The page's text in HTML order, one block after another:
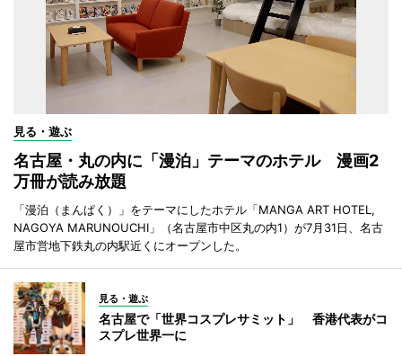
見る・遊ぶ
名古屋・丸の内に「漫泊」テーマのホテル 漫画2
万冊が読み放題
「漫泊（まんぱく）」をテーマにしたホテル「MANGA ART HOTEL,
NAGOYA MARUNOUCHI」（名古屋市中区丸の内1）が7月31日、名古
屋市営地下鉄丸の内駅近くにオープンした。
見る・遊ぶ
名古屋で「世界コスプレサミット」 香港代表がコ
スプレ世界一に